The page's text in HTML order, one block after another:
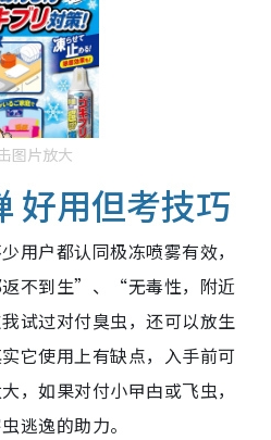
图片放大
好用但考技巧
用户都认同极冻喷雾有效，
不到生”、“无毒性，附近
试过对付臭虫，还可以放生
它使用上有缺点，入手前可
，如果对付小曱甴或飞虫，
逃逸的助力。